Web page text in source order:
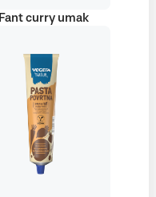
Fant curry umak